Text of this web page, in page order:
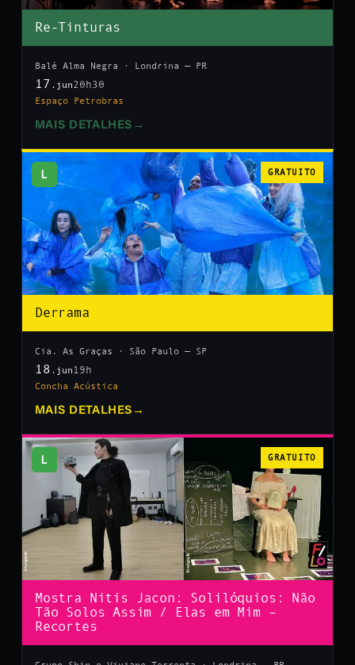
Re-Tinturas
Balé Alma Negra · Londrina — PR
17 .jun20h30
Espaço Petrobras
MAIS DETALHES →
L GRATUITO
Derrama
Cia. As Graças · São Paulo — SP
18 .jun 19h
Concha Acústica
MAIS DETALHES →
L GRATUITO
Mostra Nitis Jacon: Solilóquios: Não
Tão Solos Assim / Elas em Mim –
Recortes